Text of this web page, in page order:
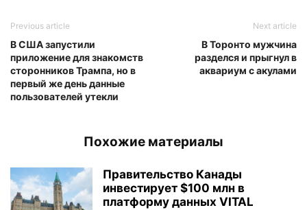
Previous article
В США запустили
приложение для знакомств
сторонников Трампа, но в
первый же день данные
пользователей утекли
Next article
В Торонто мужчина
разделся и прыгнул в
аквариум с акулами
Похожие материалы
Правительство Канады
инвестирует $100 млн в
платформу данных VITAL